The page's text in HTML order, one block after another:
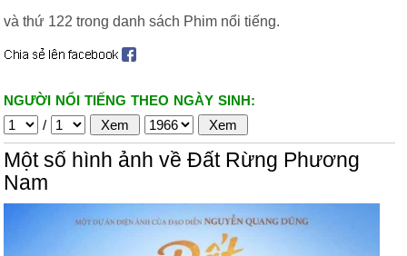
và thứ 122 trong danh sách Phim nổi tiếng.
NGƯỜI NỔI TIẾNG THEO NGÀY SINH:
/
Một số hình ảnh về Đất Rừng Phương
Nam